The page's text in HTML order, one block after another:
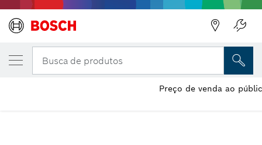
Busca de produtos
Lâmina de serra circular com fios EXPERT Wood para serra
A VARIANTE QUE SELECIONASTE
Lâmina de serra circular EXPERT Wood
Preço de venda ao